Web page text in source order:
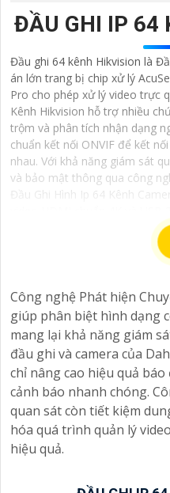
ĐẦU GHI IP 64
Đầu ghi 64 kênh Hikvision là
án lớn trang bị chip xử lý
Pro cho phép xử lý video trực
Kênh Hikvision hỗ trợ nhiều
trộm và phân tích nhận dạng
chuẩn kết nối ONVIF để kết
nhau. Với khả năng giám sát
và bảo mật thông qua công
Đầu Ghi Hình Ip 64 Kênh
điều khiển đầu ghi 64 kênh
đồng thời với 64 camera IP
quản lý hệ thống camera an
Dĩ nhiên, dưới đây là một
cho dự án lắp đặt camera
nghiệp:
Chào quý khách hàng,
Chúng tôi xin trân trọng
lắp đặt camera Hikvision
Công nghệ Phát hiện
giúp phân biệt hình dạng
mang lại khả năng giám
đầu ghi và camera của
chỉ nâng cao hiệu quả
cảnh báo nhanh chóng.
quan sát còn tiết kiệm
hóa quá trình quản lý
hiệu quả.